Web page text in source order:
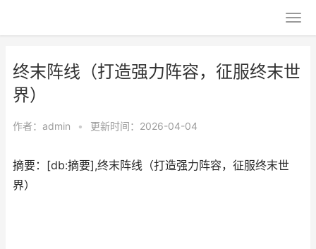
终末阵线（打造强力阵容，征服终末世
界）
作者： admin • 更新时间：2026-04-04
摘要：[db:摘要],终末阵线（打造强力阵容，征服终末世
界）